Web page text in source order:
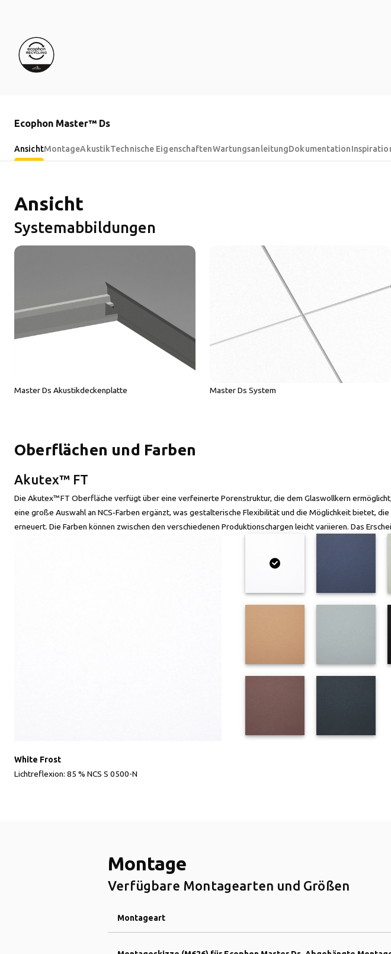
Ecophon Master™ Ds
AnsichtMontageAkustikTechnische EigenschaftenWartungsanleitungDokumentation
Ansicht
Systemabbildungen
Master Ds Akustikdeckenplatte Master Ds System
Oberflächen und Farben
Akutex™ FT
Die Akutex™ FT Oberfläche verfügt über eine verfeinerte Porenstruktur, die dem Glaswollkern
eine große Auswahl an NCS‑Farben ergänzt, was gestalterische Flexibilität und die Möglichkeit bietet,
erneuert. Die Farben können zwischen den verschiedenen Produktionschargen leicht variieren. Das
White Frost
Lichtreflexion: 85 % NCS S 0500-N
Montage
Verfügbare Montagearten und Größen
Montageart